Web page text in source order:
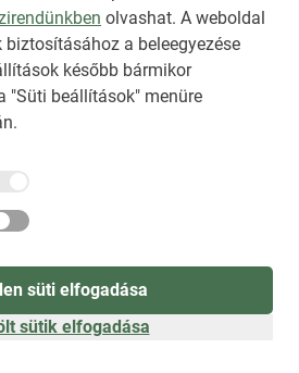
olvashat. A weboldal
a beleegyezése
később bármikor
"Süti beállítások" menüre
süti elfogadása
sütik elfogadása
(látogatóként)